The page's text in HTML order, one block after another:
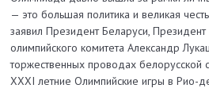
— это большая политика и великая
заявил Президент Беларуси,
олимпийского комитета Александр
торжественных проводах белорусской
XXXI летние Олимпийские игры в Рио-